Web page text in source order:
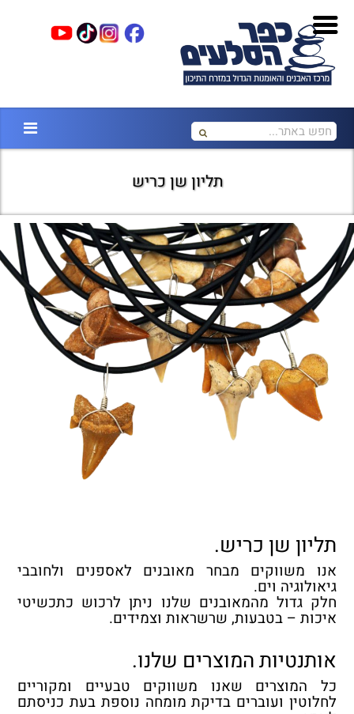
תליון שן כריש
תליון שן כריש.
אנו משווקים מבחר מאובנים לאספנים ולחובבי
גיאולוגיה וים.
חלק גדול מהמאובנים שלנו ניתן לרכוש כתכשיטי
איכות – בטבעות, שרשראות וצמידים.
אותנטיות המוצרים שלנו.
כל המוצרים שאנו משווקים טבעיים ומקוריים
לחלוטין ועוברים בדיקת מומחה נוספת בעת כניסתם